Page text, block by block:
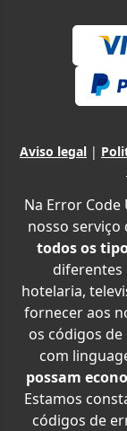
Aviso legal |
Na Error
nosso serviço
todos os
diferentes
hotelaria,
fornecer aos
os códigos
com
possam
Estamos
códigos de